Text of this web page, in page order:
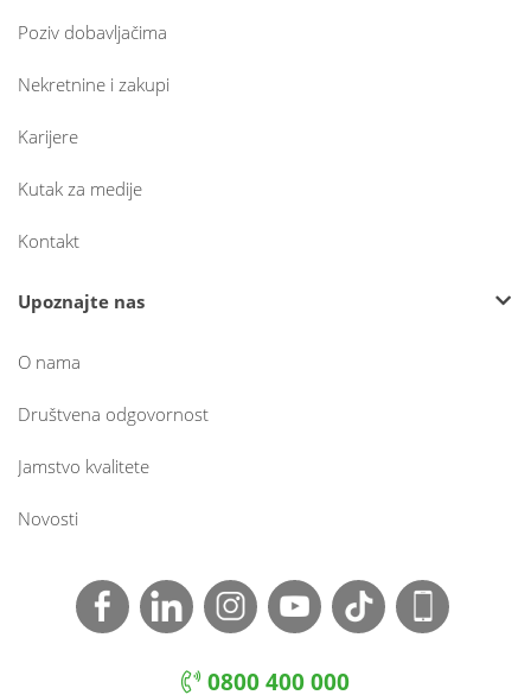
Poziv dobavljačima
Nekretnine i zakupi
Karijere
Kutak za medije
Kontakt
Upoznajte nas
O nama
Društvena odgovornost
Jamstvo kvalitete
Novosti
0800 400 000